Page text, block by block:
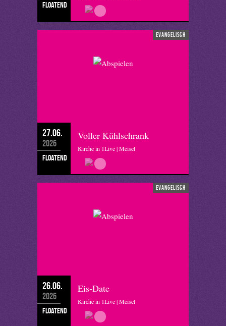
floatend
evangelisch
27.06.
2026
floatend
Voller Kühlschrank
Kirche in 1Live | Meisel
evangelisch
26.06.
2026
floatend
Eis-Date
Kirche in 1Live | Meisel